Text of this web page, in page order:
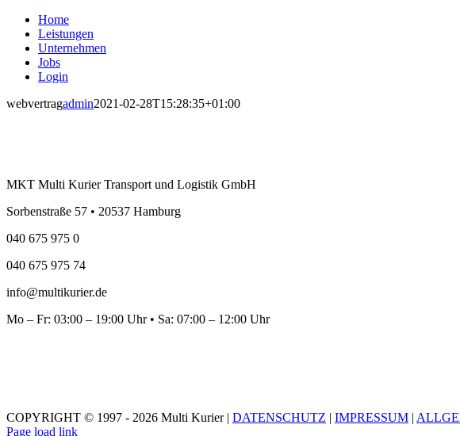
Home
Leistungen
Unternehmen
Jobs
Login
webvertragadmin2021-02-28T15:28:35+01:00
MKT Multi Kurier Transport und Logistik GmbH
Sorbenstraße 57 • 20537 Hamburg
040 675 975 0
040 675 975 74
info@multikurier.de
Mo – Fr: 03:00 – 19:00 Uhr • Sa: 07:00 – 12:00 Uhr
COPYRIGHT © 1997 - 2026 Multi Kurier | DATENSCHUTZ | IMPRESSUM |
Page load link